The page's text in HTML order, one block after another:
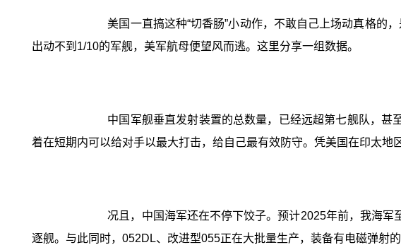
美国一直搞这种“切香肠”小动作，不敢自己上场动真格的
出动不到1/10的军舰，美军航母便望风而逃。这里分享一组数据。
中国军舰垂直发射装置的总数量，已经远超第七舰队，
着在短期内可以给对手以最大打击，给自己最有效防守。凭美国在印太地
况且，中国海军还在不停下饺子。预计2025年前，我海
逐舰。与此同时，052DL、改进型055正在大批量生产，装备有电磁弹射